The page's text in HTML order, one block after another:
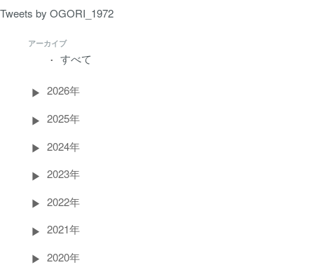
Tweets by OGORI_1972
アーカイブ
すべて
2026年
2025年
2024年
2023年
2022年
2021年
2020年